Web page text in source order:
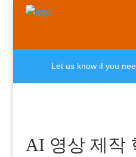
Let us know if you
AI 영상 제작